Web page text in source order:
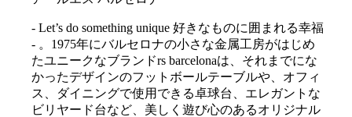
- Let’s do something unique 好きなものに囲まれる幸福
- 。1975年にバルセロナの小さな金属工房がはじめ
たユニークなブランドrs barcelonaは、それまでにな
かったデザインのフットボールテーブルや、オフィ
ス、ダイニングで使用できる卓球台、エレガントな
ビリヤード台など、美しく遊び心のあるオリジナル